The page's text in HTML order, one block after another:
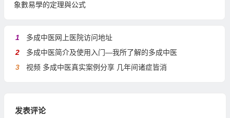
象數易學的定理與公式
1
多成中医网上医院访问地址
2
多成中医简介及使用入门—我所了解的多成中医
3
视频 多成中医真实案例分享 几年间诸症皆消
发表评论